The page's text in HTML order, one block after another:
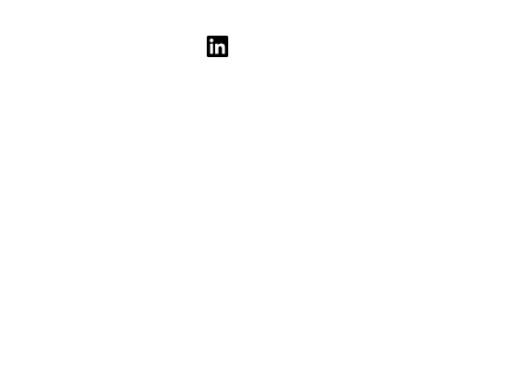
LinkedIn